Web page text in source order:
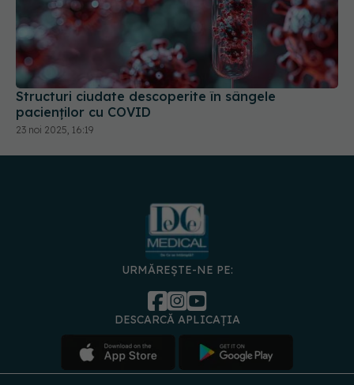
Structuri ciudate descoperite în sângele
pacienților cu COVID
23 noi 2025, 16:19
URMĂREȘTE-NE PE:
DESCARCĂ APLICAȚIA